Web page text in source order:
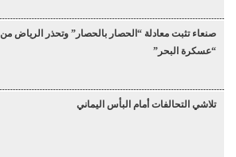
صنعاء تثبت معادلة “الحصار بالحصار” وتحذر الرياض من
“عسكرة البحر”
تلاشي التحالفات أمام البأس اليماني